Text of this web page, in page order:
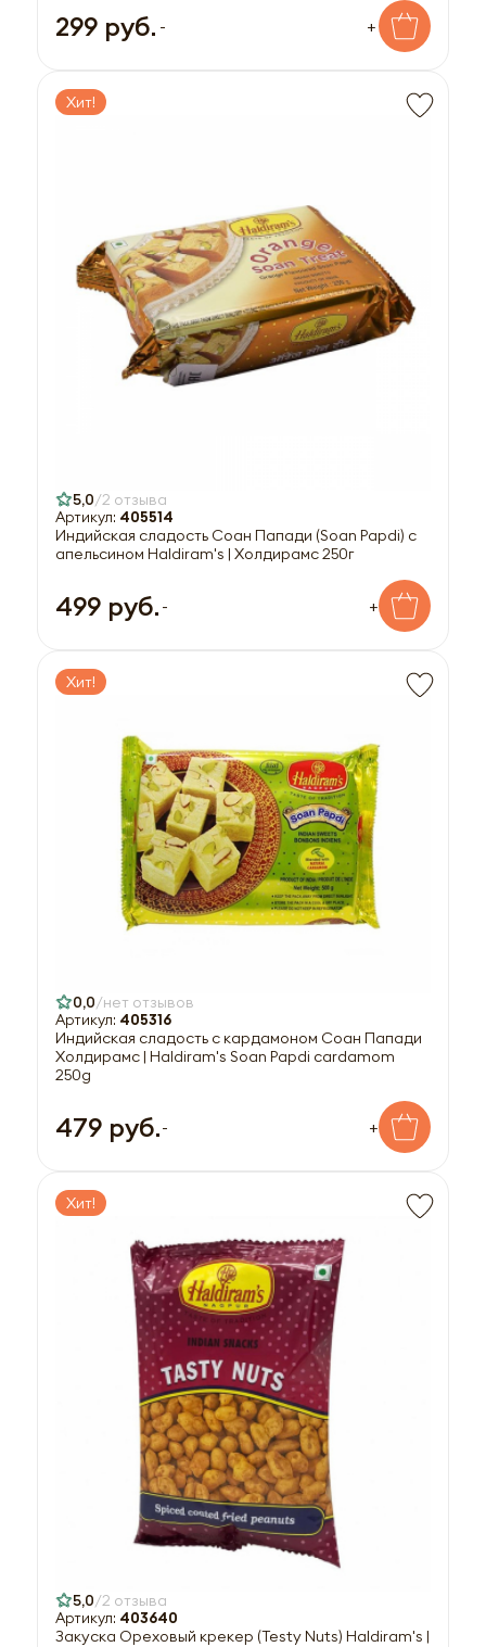
299 руб. - +
Хит!
5,0 2 отзыва
Артикул: 405514
Индийская сладость Соан Папади (Soan Papdi) с
апельсином Haldiram's | Холдирамс 250г
499 руб. - +
Хит!
0,0 нет отзывов
Артикул: 405316
Индийская сладость с кардамоном Соан Папади
Холдирамс | Haldiram's Soan Papdi cardamom
250g
479 руб.- +
Хит!
5,0 2 отзыва
Артикул: 403640
Закуска Ореховый крекер (Testy Nuts) Haldiram's |